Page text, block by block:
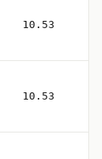
10.53
10.53